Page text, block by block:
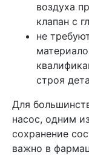
воздуха
клапан с
не
строя
Для
насос, одним
сохранение
важно в